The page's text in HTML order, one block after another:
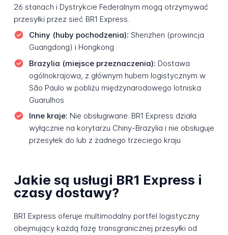
26 stanach i Dystrykcie Federalnym mogą otrzymywać
przesyłki przez sieć BR1 Express.
Chiny (huby pochodzenia): Shenzhen (prowincja
Guangdong) i Hongkong
Brazylia (miejsce przeznaczenia): Dostawa
ogólnokrajowa, z głównym hubem logistycznym w
São Paulo w pobliżu międzynarodowego lotniska
Guarulhos
Inne kraje: Nie obsługiwane. BR1 Express działa
wyłącznie na korytarzu Chiny-Brazylia i nie obsługuje
przesyłek do lub z żadnego trzeciego kraju
Jakie są usługi BR1 Express i
czasy dostawy?
BR1 Express oferuje multimodalny portfel logistyczny
obejmujący każdą fazę transgranicznej przesyłki od